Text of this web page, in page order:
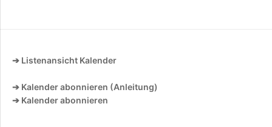
➔ Listenansicht Kalender
➔ Kalender abonnieren (Anleitung)
➔ Kalender abonnieren